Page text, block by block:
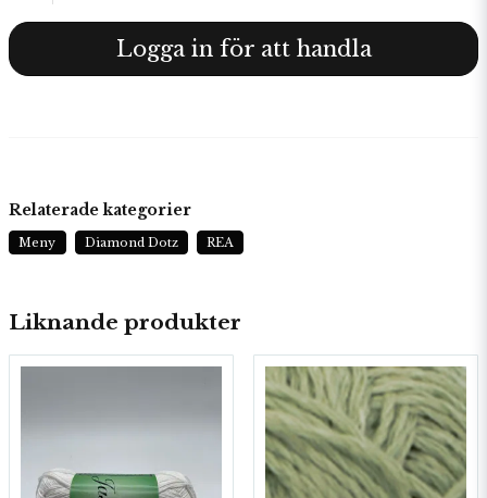
Logga in för att handla
Liknande produkter
Relaterade kategorier
Meny Diamond Dotz REA